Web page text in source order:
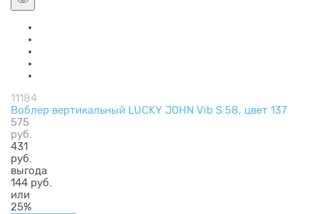
11184
Воблер вертикальный LUCKY JOHN Vib S 58, цвет 137
575
руб.
431
руб.
выгода
144 руб.
или
25%